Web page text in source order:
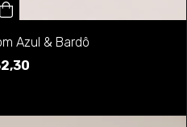
Azul & Bardô